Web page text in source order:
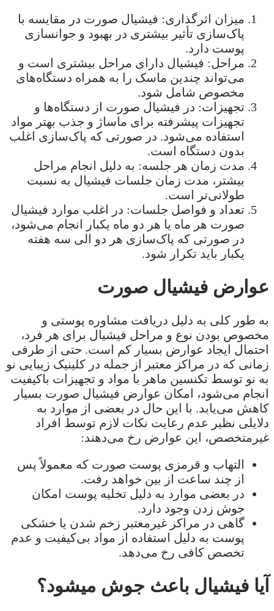
میزان اثرگذاری: فیشیال صورت در مقایسه با
پاک‌سازی تأثیر بیشتری در بهبود و جوانسازی
پوست دارد.
مراحل: فیشیال دارای مراحل بیشتری است و
می‌تواند چندین ماسک را به همراه دستگاه‌های
مخصوص شامل شود.
تجهیزات: در فیشیال صورت از دستگاه‌ها و
تجهیزات پیشرفته برای ماساژ و جذب بهتر مواد
استفاده می‌شود. در صورتی که پاک‌سازی اغلب
بدون دستگاه است.
مدت زمان هر جلسه: به دلیل انجام مراحل
بیشتر، مدت زمان جلسات فیشیال به نسبت
طولانی‌تر است.
تعداد و فواصل جلسات: در اغلب موارد فیشیال
صورت هر ماه یا هر دو ماه یکبار انجام می‌شود،
در صورتی که پاک‌سازی هر دو الی سه هفته
یکبار باید تکرار شود.
عوارض فیشیال صورت
به طور کلی به دلیل دریافت مشاوره پوستی و
مخصوص بودن نوع و مراحل فیشیال برای هر فرد،
احتمال ایجاد عوارض بسیار کم است. حتی از طرفی
زمانی که در مراکز معتبر از جمله در کلینیک زیبایی نو
به نو توسط تکنسین ماهر با مواد و تجهیزات باکیفیت
انجام می‌شود، امکان عوارض فیشیال صورت بسیار
کاهش می‌یابد. با این حال در بعضی از موارد به
دلایلی نظیر عدم رعایت نکات لازم توسط افراد
غیرمتخصص، این عوارض رخ می‌دهند:
التهاب و قرمزی پوست صورت که معمولاً پس
از چند ساعت از بین خواهد رفت.
در بعضی موارد به دلیل تخلیه پوست امکان
جوش زدن وجود دارد.
گاهی در مراکز غیرمعتبر زخم شدن یا خشکی
پوست به دلیل استفاده از مواد بی‌کیفیت و عدم
تخصص کافی رخ می‌دهد.
آیا فیشیال باعث جوش میشود؟